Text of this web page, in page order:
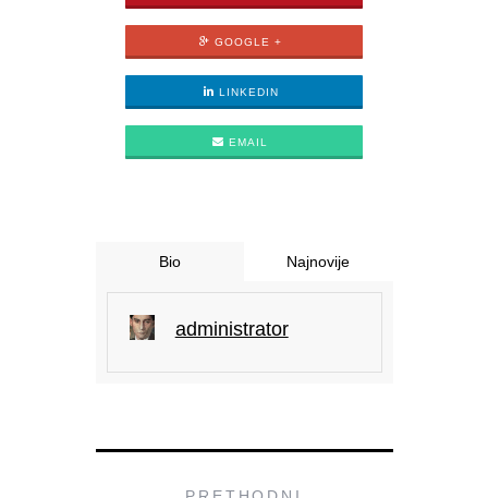
GOOGLE +
LINKEDIN
EMAIL
Bio Najnovije
administrator